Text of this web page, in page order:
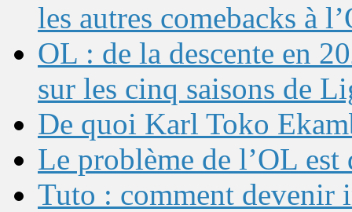
les autres comebacks à
OL : de la descente en
sur les cinq saisons de
De quoi Karl Toko
Le problème de l’OL
Tuto : comment devenir